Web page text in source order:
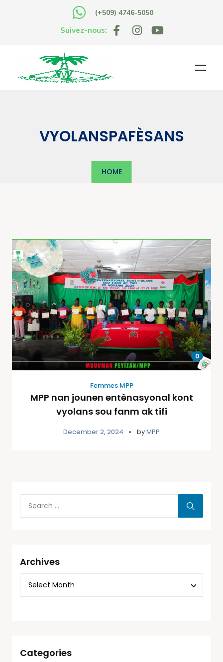
(+509) 4746-5050
Suivez-nous:
VYOLANSPAFÈSANS
HOME
0
Femmes MPP
MPP nan jounen entènasyonal kont
vyolans sou fanm ak tifi
December 2, 2024 byMPP
Archives
Categories